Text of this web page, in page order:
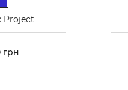
Project
грн